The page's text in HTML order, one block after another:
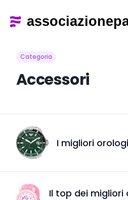
Categoria
Accessori
I migliori
Il top dei migliori